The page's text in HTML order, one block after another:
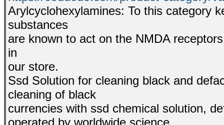
Arylcyclohexylamines: To this category
substances
are known to act on the NMDA
in
our store.
Ssd Solution for cleaning black and
cleaning of black
currencies with ssd chemical solution,
operated by worldwide science